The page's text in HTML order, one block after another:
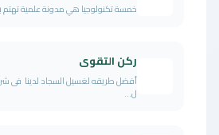
خمسة تكنولوجيا هي مدونة علمية تهتم
ركن التقوى
أفضل طريقه لغسيل السجاد لدينا فى
ل...